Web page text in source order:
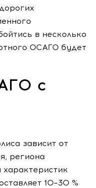
в несколько
ОСАГО будет
с
зависит от
региона
характеристик
10–30 %